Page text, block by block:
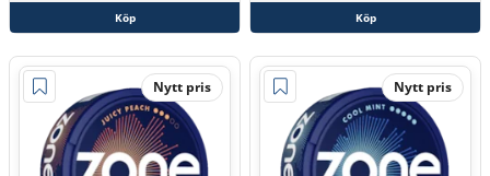
Köp Köp
Nytt pris Nytt pris